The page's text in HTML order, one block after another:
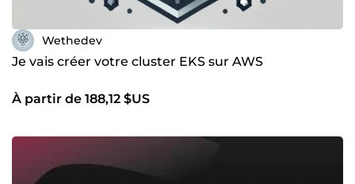
Wethedev
Je vais créer votre cluster EKS sur AWS
À partir de 188,12 $US